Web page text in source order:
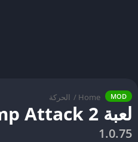
MOD
Home
/ الحركة
لعبة Swamp Attack 2 مهكرة
1.0.75